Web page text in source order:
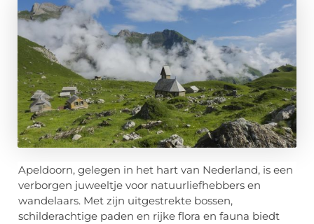
Apeldoorn, gelegen in het hart van Nederland, is een
verborgen juweeltje voor natuurliefhebbers en
wandelaars. Met zijn uitgestrekte bossen,
schilderachtige paden en rijke flora en fauna biedt